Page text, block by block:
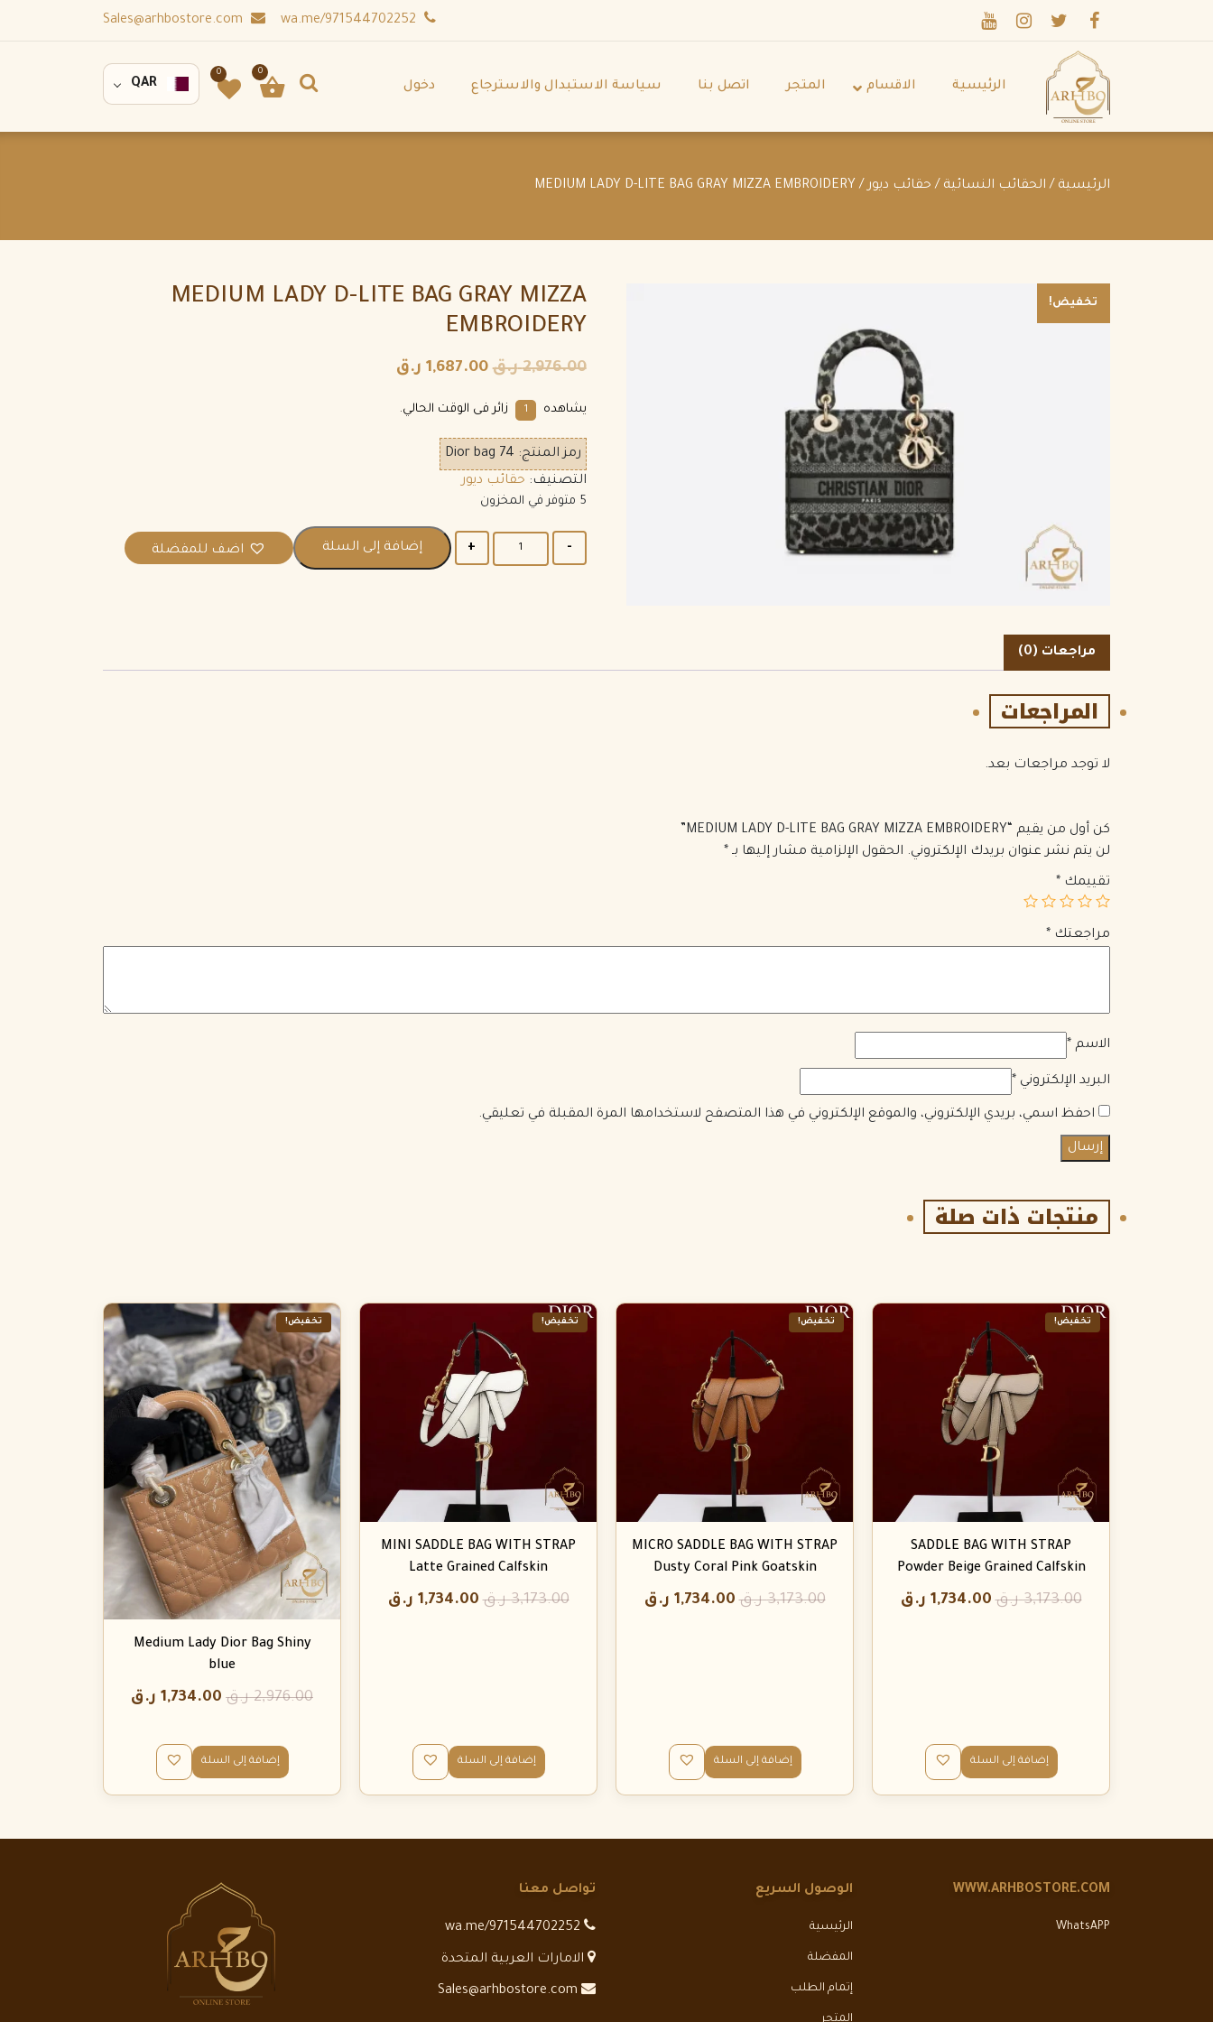
الرئيسية الاقسام المتجر اتصل بنا سياسة الاستبدال والاسترجاع دخول
0
0
QAR
الرئيسية / الحقائب النسائية / حقائب ديور/ MEDIUM LADY D-LITE BAG GRAY MIZZA EMBROIDERY
تخفيض!
MEDIUM LADY D-LITE BAG GRAY MIZZA
EMBROIDERY
2,976.00 ر.ق 1,687.00 ر.ق
يشاهده 1 زائر فى الوقت الحالي.
رمز المنتج: Dior bag 74
التصنيف: حقائب ديور
5 متوفر في المخزون
الكمية
إضافة إلى السلة اضف للمفضلة
مراجعات (0)
المراجعات
لا توجد مراجعات بعد.
كن أول من يقيم “MEDIUM LADY D-LITE BAG GRAY MIZZA EMBROIDERY”
لن يتم نشر عنوان بريدك الإلكتروني. الحقول الإلزامية مشار إليها بـ *
تقييمك *
مراجعتك *
الاسم *
البريد الإلكتروني *
احفظ اسمي، بريدي الإلكتروني، والموقع الإلكتروني في هذا المتصفح لاستخدامها المرة المقبلة في تعليقي.
منتجات ذات صلة
تخفيض!
SADDLE BAG WITH STRAP
Powder Beige Grained Calfskin
3,173.00 ر.ق 1,734.00 ر.ق
إضافة إلى السلة
تخفيض!
MICRO SADDLE BAG WITH STRAP
Dusty Coral Pink Goatskin
3,173.00 ر.ق 1,734.00 ر.ق
إضافة إلى السلة
تخفيض!
MINI SADDLE BAG WITH STRAP
Latte Grained Calfskin
3,173.00 ر.ق 1,734.00 ر.ق
إضافة إلى السلة
تخفيض!
Medium Lady Dior Bag Shiny
blue
2,976.00 ر.ق 1,734.00 ر.ق
إضافة إلى السلة
WWW.ARHBOSTORE.COM
WhatsAPP
الوصول السريع
الرئيسية
المفضلة
إتمام الطلب
المتجر
تواصل معنا
الامارات العربية المتحدة